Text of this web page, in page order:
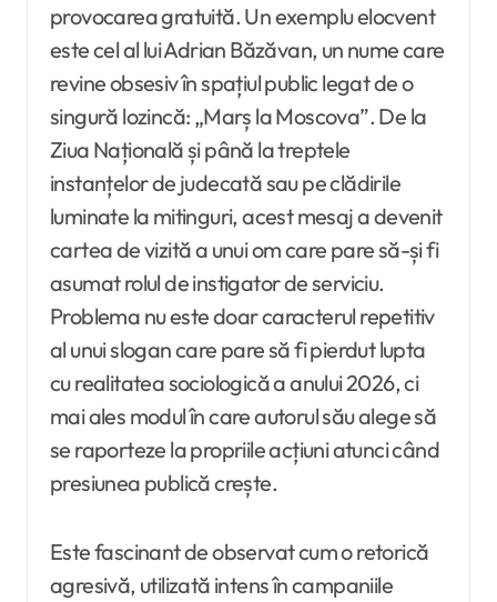
provocarea gratuită. Un exemplu elocvent
este cel al lui Adrian Băzăvan, un nume care
revine obsesiv în spațiul public legat de o
singură lozincă: „Marș la Moscova”. De la
Ziua Națională și până la treptele
instanțelor de judecată sau pe clădirile
luminate la mitinguri, acest mesaj a devenit
cartea de vizită a unui om care pare să-și fi
asumat rolul de instigator de serviciu.
Problema nu este doar caracterul repetitiv
al unui slogan care pare să fi pierdut lupta
cu realitatea sociologică a anului 2026, ci
mai ales modul în care autorul său alege să
se raporteze la propriile acțiuni atunci când
presiunea publică crește.
Este fascinant de observat cum o retorică
agresivă, utilizată intens în campaniile